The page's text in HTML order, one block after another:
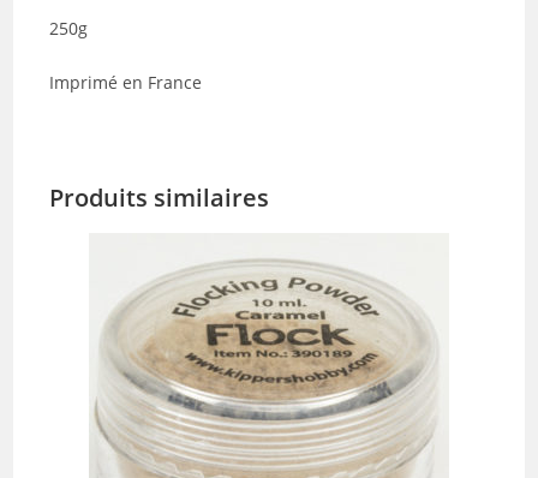
250g
Imprimé en France
Produits similaires